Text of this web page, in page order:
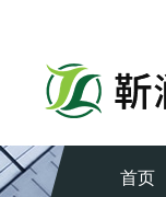
首页